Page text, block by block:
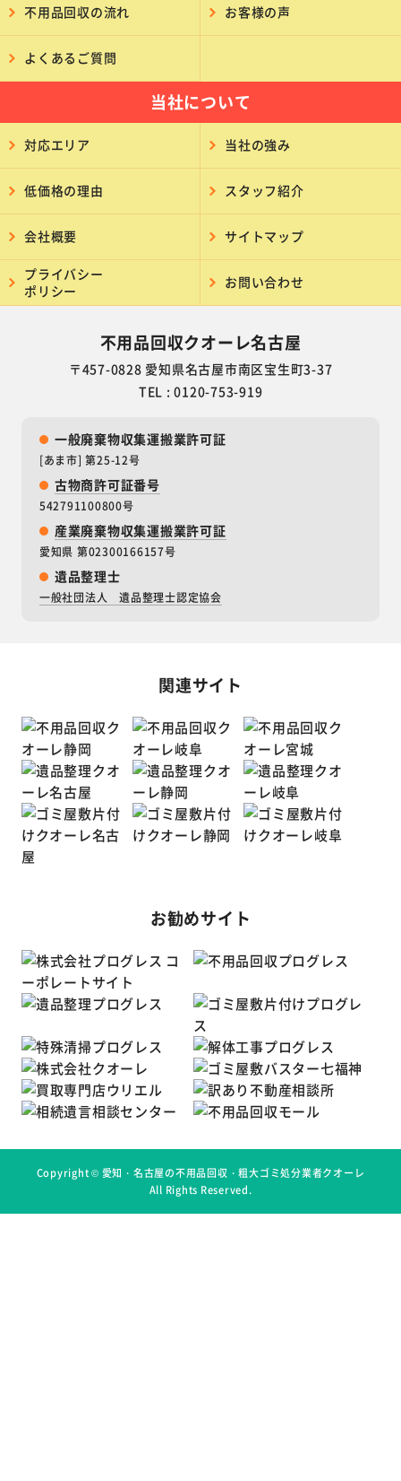
不用品回収の流れ お客様の声
よくあるご質問
当社について
対応エリア 当社の強み
低価格の理由 スタッフ紹介
会社概要 サイトマップ
プライバシー
ポリシー
お問い合わせ
不用品回収クオーレ名古屋
〒457-0828 愛知県名古屋市南区宝生町3-37
TEL : 0120-753-919
一般廃棄物収集運搬業許可証
[あま市] 第25-12号
古物商許可証番号
542791100800号
産業廃棄物収集運搬業許可証
愛知県 第02300166157号
遺品整理士
一般社団法人 遺品整理士認定協会
関連サイト
お勧めサイト
Copyright © 愛知・名古屋の不用品回収・粗大ゴミ処分業者クオーレ
All Rights Reserved.